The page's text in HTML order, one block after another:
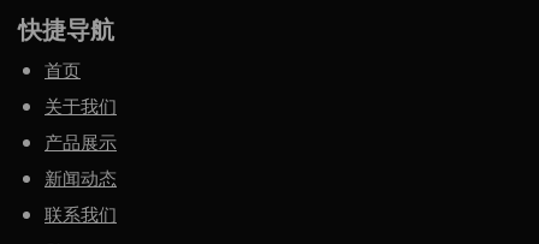
快捷导航
首页
关于我们
产品展示
新闻动态
联系我们